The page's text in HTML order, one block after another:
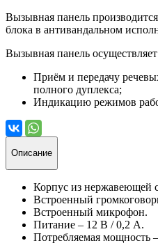
Вызывная панель
блока в антивандальном
Вызывная панель
Приём и передачу
полного дуплекса;
Индикацию режимов
Описание
Корпус из нержавеющей
Встроенный
Встроенный микрофон.
Питание – 12 В / 0,2 А.
Потребляемая мощность